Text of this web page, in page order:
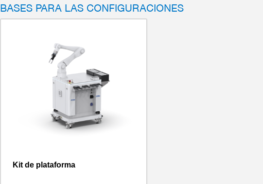
BASES PARA LAS CONFIGURACIONES
Kit de plataforma